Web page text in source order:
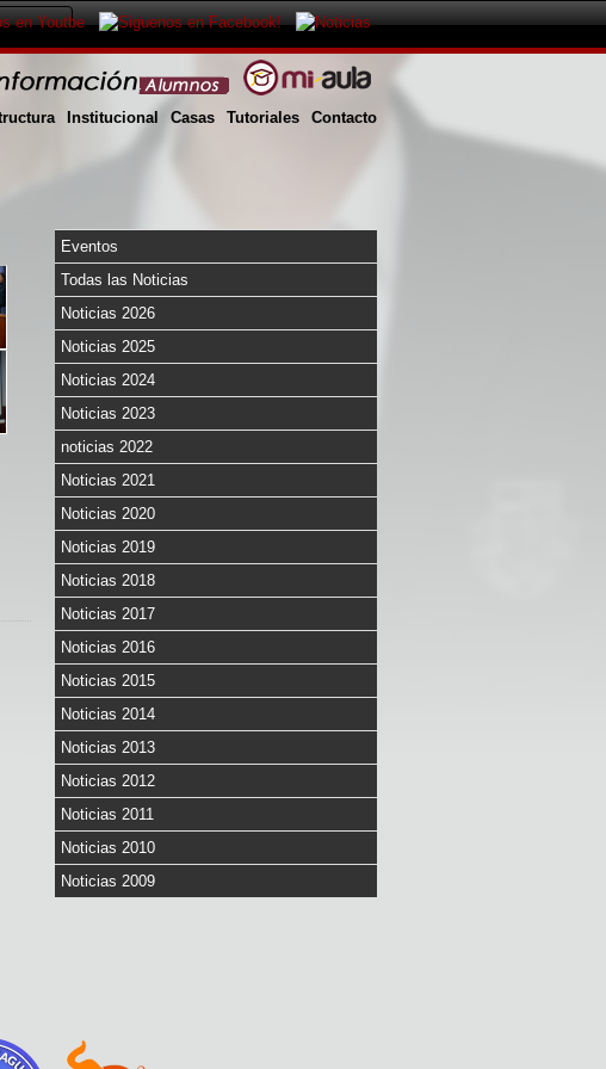
Institucional Casas Tutoriales Contacto
Eventos
Todas las Noticias
Noticias 2026
Noticias 2025
Noticias 2024
Noticias 2023
noticias 2022
Noticias 2021
Noticias 2020
Noticias 2019
Noticias 2018
Noticias 2017
Noticias 2016
Noticias 2015
Noticias 2014
Noticias 2013
Noticias 2012
Noticias 2011
Noticias 2010
Noticias 2009